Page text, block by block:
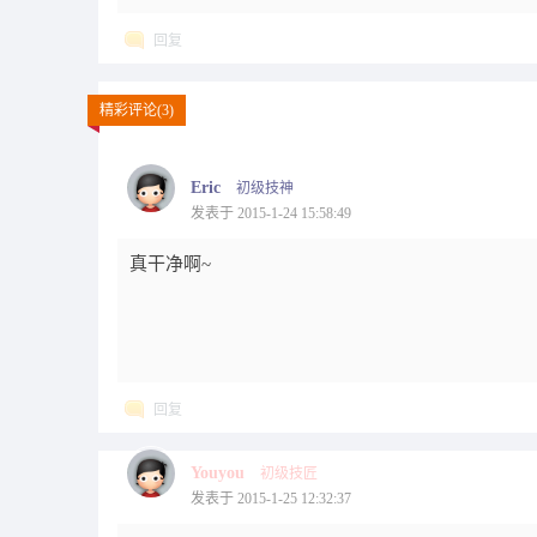
回复
精彩评论(3)
Eric
初级技神
发表于 2015-1-24 15:58:49
真干净啊~
回复
Youyou
初级技匠
发表于 2015-1-25 12:32:37